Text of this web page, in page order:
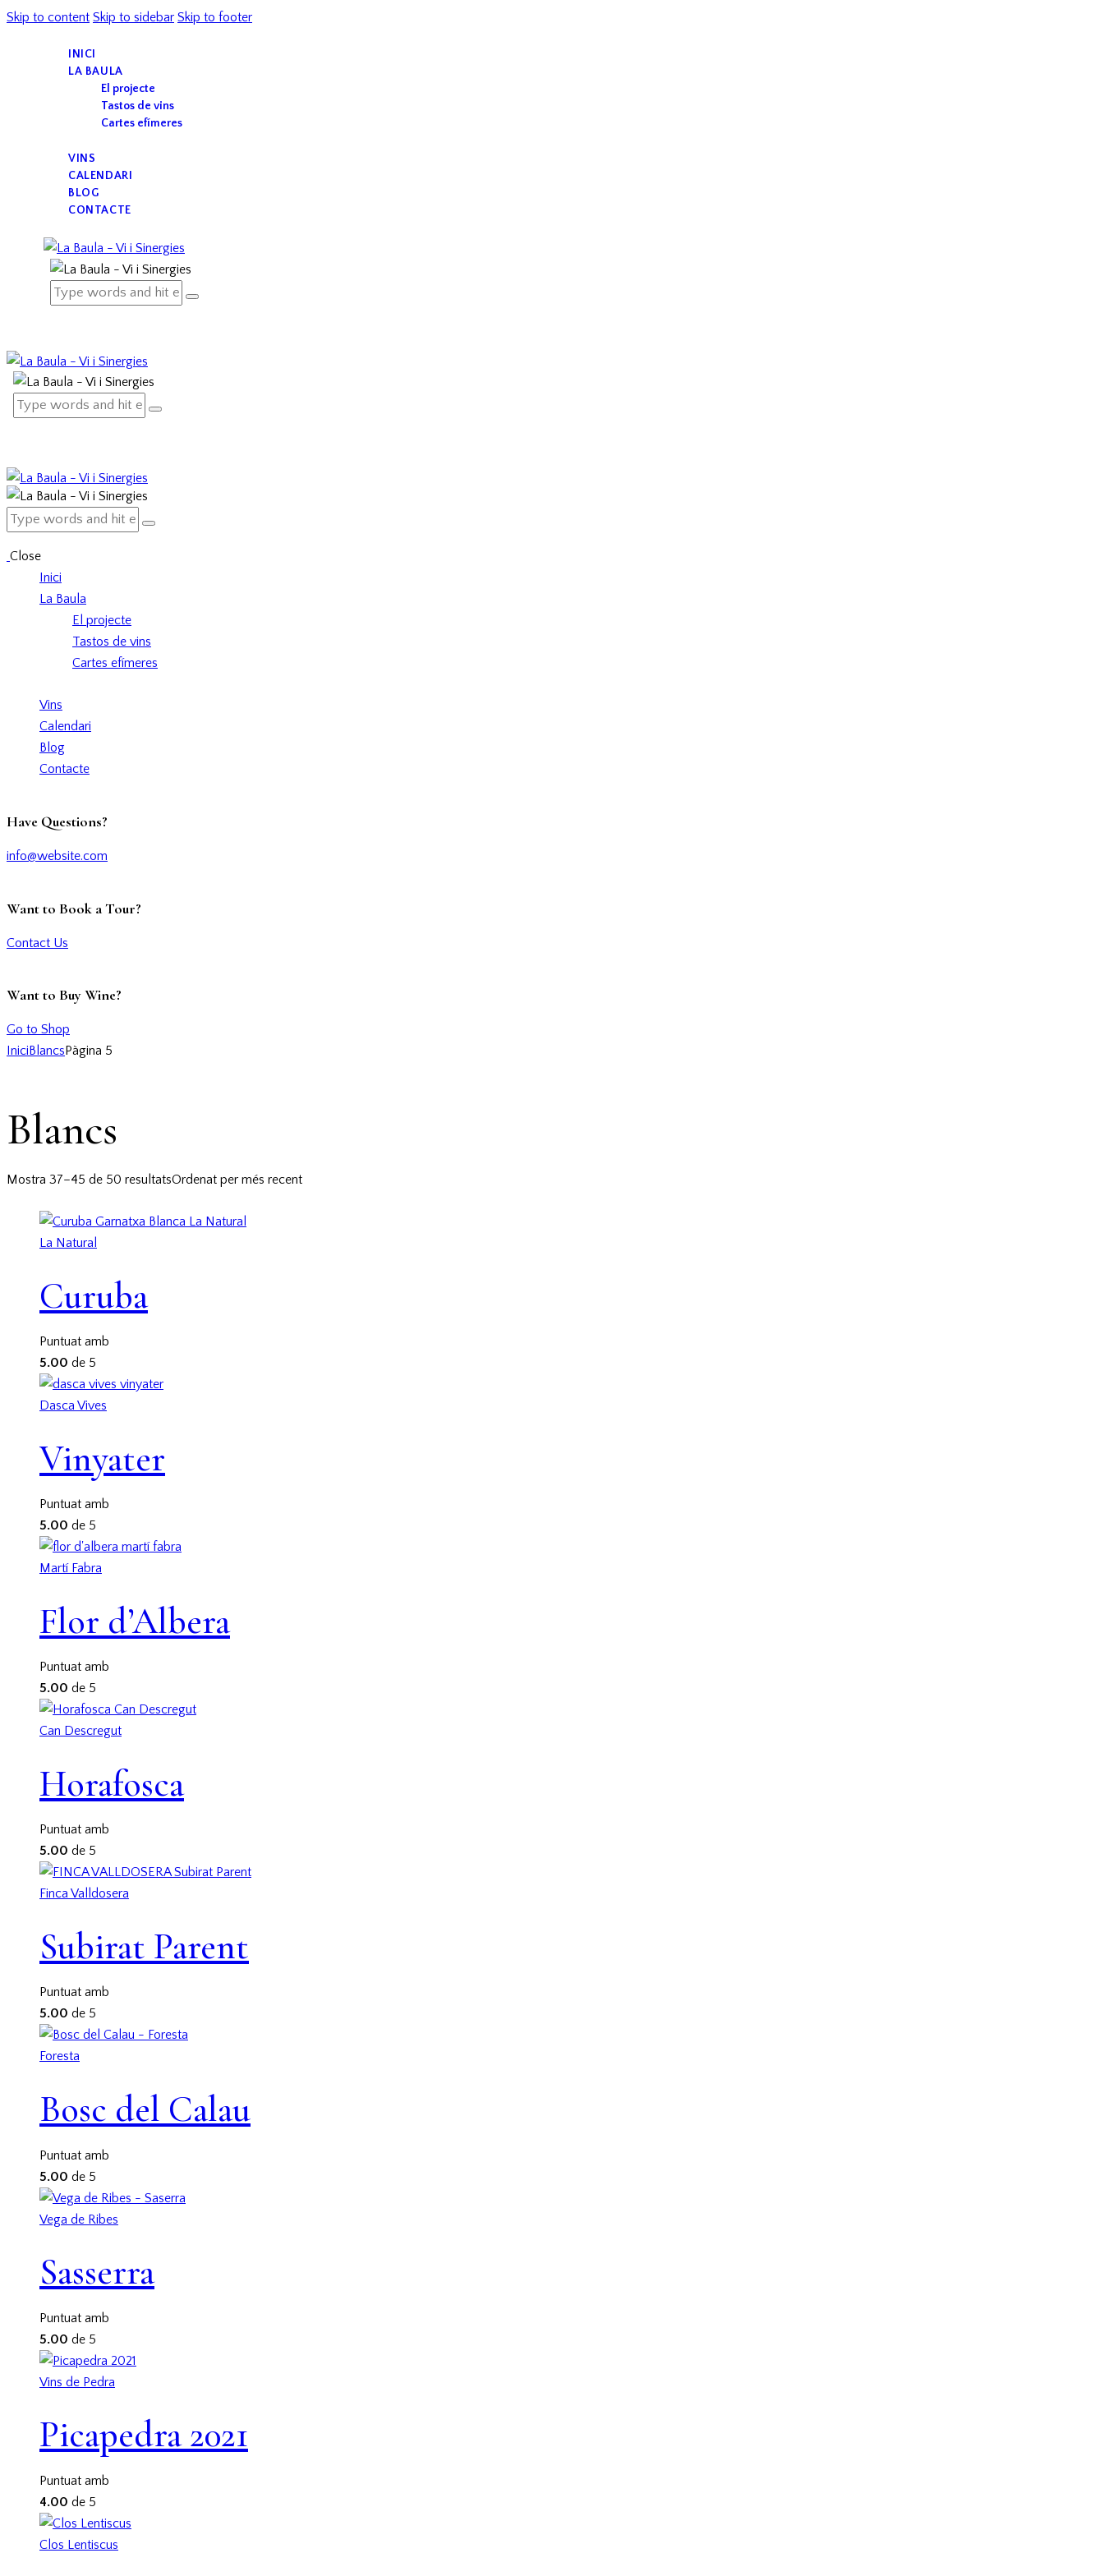
Skip to content Skip to sidebar Skip to footer
INICI
LA BAULA
El projecte
Tastos de vins
Cartes efímeres
VINS
CALENDARI
BLOG
CONTACTE
Close
Inici
La Baula
El projecte
Tastos de vins
Cartes efímeres
Vins
Calendari
Blog
Contacte
Have Questions?
info@website.com
Want to Book a Tour?
Contact Us
Want to Buy Wine?
Go to Shop
Inici Blancs Pàgina 5
Blancs
Mostra 37–45 de 50 resultatsOrdenat per més recent
La Natural
Curuba
Puntuat amb
5.00 de 5
Dasca Vives
Vinyater
Puntuat amb
5.00 de 5
Martí Fabra
Flor d’Albera
Puntuat amb
5.00 de 5
Can Descregut
Horafosca
Puntuat amb
5.00 de 5
Finca Valldosera
Subirat Parent
Puntuat amb
5.00 de 5
Foresta
Bosc del Calau
Puntuat amb
5.00 de 5
Vega de Ribes
Sasserra
Puntuat amb
5.00 de 5
Vins de Pedra
Picapedra 2021
Puntuat amb
4.00 de 5
Clos Lentiscus